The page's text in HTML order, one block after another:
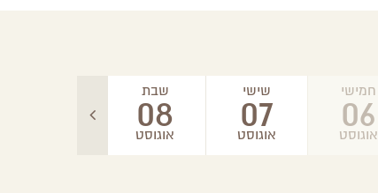
חמישי
06
אוגוסט
שישי
07
אוגוסט
שבת
08
אוגוסט